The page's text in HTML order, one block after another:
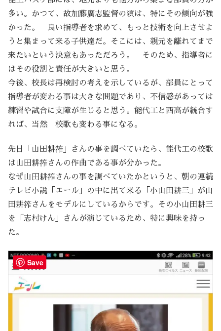
多い。かつて、故加藤廣志監督の頃は、特にその傾向が強
かった。 良い指導者を求めて、もっと技術を向上させよ
うと集まって来る子供達だ。そこには、親元を離れてまで
来たいという決意もあっただろう。 そのため、指導者に
はその役割と責任が大きいと思う。
今後、校長は再検討の考えを示しているが、部員にとって
指導者が変わる事は大きな問題であり、不信感があっては
練習や試合に支障が生じると思う。能代工と西高が統合す
れば、当然 校歌も変わる事になる。
先日「山田耕筰」さんの事を調べていたら、能代工の校歌
は山田耕筰さんの作曲である事が分かった。
なぜ山田耕筰さんの事を調べていたかというと、朝の連続
テレビ小説「エール」の中に出て来る「小山田耕三」が山
田耕筰さんをモデルにしているからです。その小山田耕三
を「志村けん」さんが演じているため、特に興味を持っ
た。
Save